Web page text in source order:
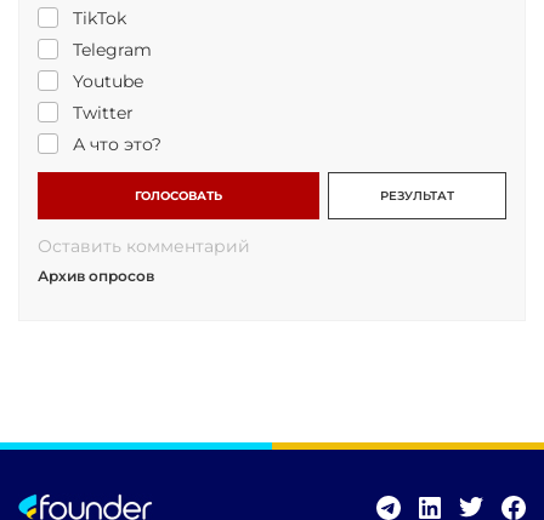
TikTok
Telegram
Youtube
Twitter
А что это?
ГОЛОСОВАТЬ РЕЗУЛЬТАТ
Оставить комментарий
Архив опросов